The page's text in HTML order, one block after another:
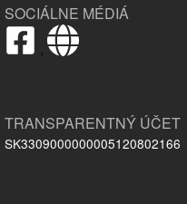
SOCIÁLNE MÉDIÁ
,
TRANSPARENTNÝ ÚČET
SK3309000000005120802166